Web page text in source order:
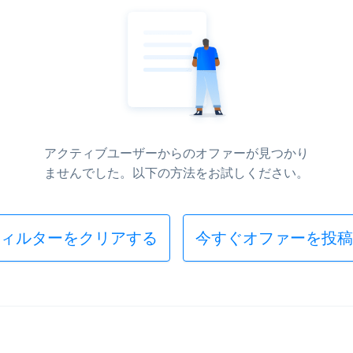
アクティブユーザーからのオファーが見つかり
ませんでした。以下の方法をお試しください。
ルターをクリアする 今すぐオファーを投